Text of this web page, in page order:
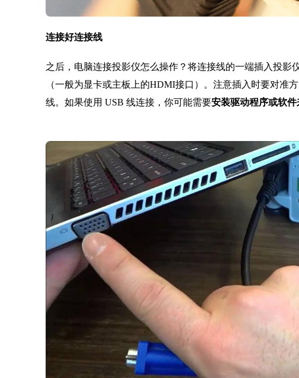
连接好连接线
之后，电脑连接投影仪怎么操作？将连接线的一端插入投影
（一般为显卡或主板上的HDMI接口）。注意插入时要对准
线。如果使用 USB 线连接，你可能需要安装驱动程序或软